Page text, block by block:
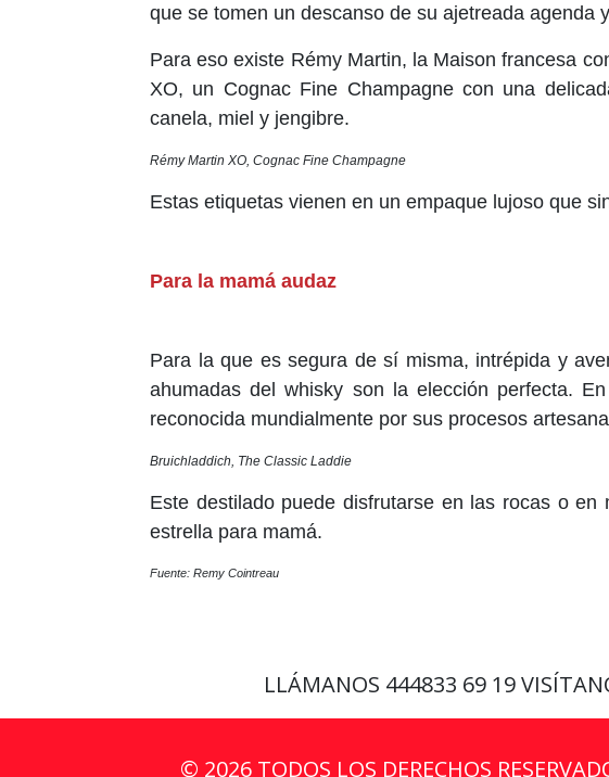
que se tomen un descanso de su ajetreada agenda
Para eso existe Rémy Martin, la Maison francesa
XO, un Cognac Fine Champagne con una
canela, miel y jengibre.
Rémy Martin XO, Cognac Fine Champagne
Estas etiquetas vienen en un empaque lujoso que
Para la mamá audaz
Para la que es segura de sí misma, intrépida y
ahumadas del whisky son la elección perfecta.
reconocida mundialmente por sus procesos
Bruichladdich, The Classic Laddie
Este destilado puede disfrutarse en las rocas o
estrella para mamá.
Fuente: Remy Cointreau
LLÁMANOS 444833 69 19
© 2026 TODOS LOS DERECHOS